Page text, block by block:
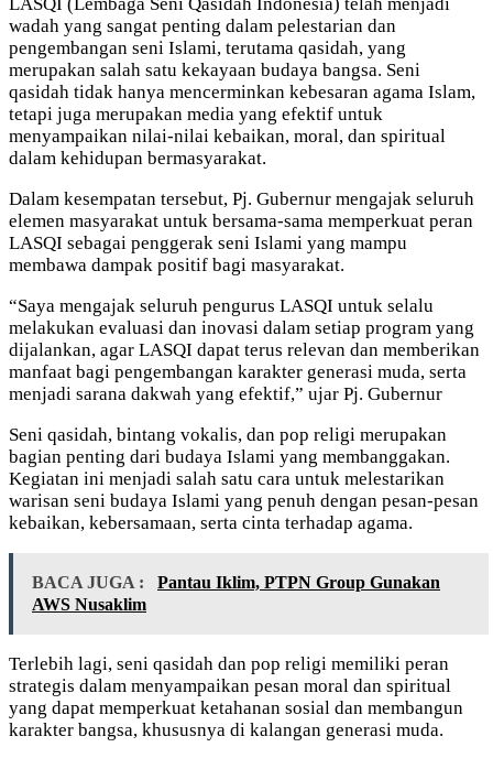
wadah yang sangat penting dalam pelestarian dan
pengembangan seni Islami, terutama qasidah, yang
merupakan salah satu kekayaan budaya bangsa. Seni
qasidah tidak hanya mencerminkan kebesaran agama Islam,
tetapi juga merupakan media yang efektif untuk
menyampaikan nilai-nilai kebaikan, moral, dan spiritual
dalam kehidupan bermasyarakat.
Dalam kesempatan tersebut, Pj. Gubernur mengajak seluruh
elemen masyarakat untuk bersama-sama memperkuat peran
LASQI sebagai penggerak seni Islami yang mampu
membawa dampak positif bagi masyarakat.
“Saya mengajak seluruh pengurus LASQI untuk selalu
melakukan evaluasi dan inovasi dalam setiap program yang
dijalankan, agar LASQI dapat terus relevan dan memberikan
manfaat bagi pengembangan karakter generasi muda, serta
menjadi sarana dakwah yang efektif,” ujar Pj. Gubernur
Seni qasidah, bintang vokalis, dan pop religi merupakan
bagian penting dari budaya Islami yang membanggakan.
Kegiatan ini menjadi salah satu cara untuk melestarikan
warisan seni budaya Islami yang penuh dengan pesan-pesan
kebaikan, kebersamaan, serta cinta terhadap agama.
BACA JUGA :
Pantau Iklim, PTPN Group Gunakan
AWS Nusaklim
Terlebih lagi, seni qasidah dan pop religi memiliki peran
strategis dalam menyampaikan pesan moral dan spiritual
yang dapat memperkuat ketahanan sosial dan membangun
karakter bangsa, khususnya di kalangan generasi muda.